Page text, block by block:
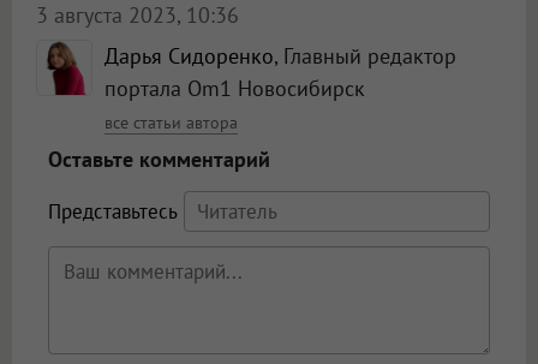
Дарья Сидоренко, Главный редактор
портала Om1 Новосибирск
все статьи автора
3 августа 2023, 10:36
Оставьте комментарий
Представьтесь